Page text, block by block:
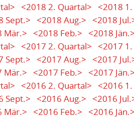
<2018 2. Quartal> <2018
Sept.> <2018 Aug.> <2018
Mär.> <2018 Feb.> <2018 Jän.>
<2017 2. Quartal> <2017
Sept.> <2017 Aug.> <2017
Mär.> <2017 Feb.> <2017 Jän.>
<2016 2. Quartal> <2016
Sept.> <2016 Aug.> <2016
Mär.> <2016 Feb.> <2016 Jän.>